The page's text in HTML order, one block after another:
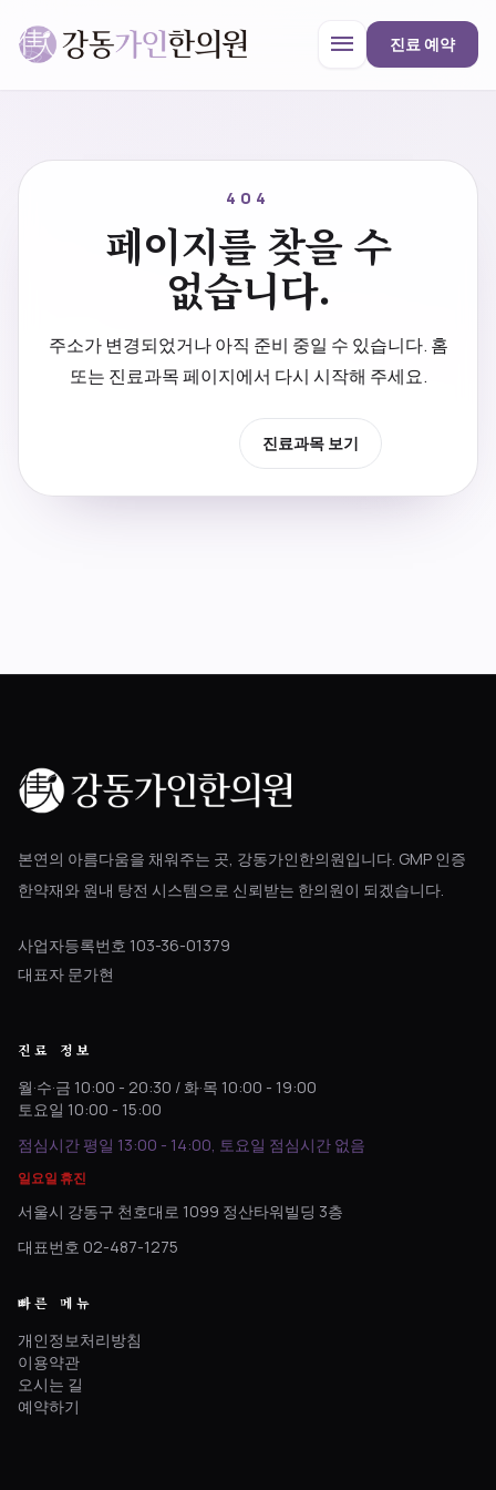
menu 진료 예약
한의원 안내
진료과목
404
페이지를 찾을 수
없습니다.
주소가 변경되었거나 아직 준비 중일 수 있습니다. 홈
또는 진료과목 페이지에서 다시 시작해 주세요.
진료과목 보기
본연의 아름다움을 채워주는 곳, 강동가인한의원입니다. GMP 인증
한약재와 원내 탕전 시스템으로 신뢰받는 한의원이 되겠습니다.
사업자등록번호 103-36-01379
대표자 문가현
진료 정보
월·수·금 10:00 - 20:30 / 화·목 10:00 - 19:00
토요일 10:00 - 15:00
점심시간 평일 13:00 - 14:00, 토요일 점심시간 없음
일요일 휴진
서울시 강동구 천호대로 1099 정산타워빌딩 3층
대표번호 02-487-1275
빠른 메뉴
개인정보처리방침
이용약관
오시는 길
예약하기